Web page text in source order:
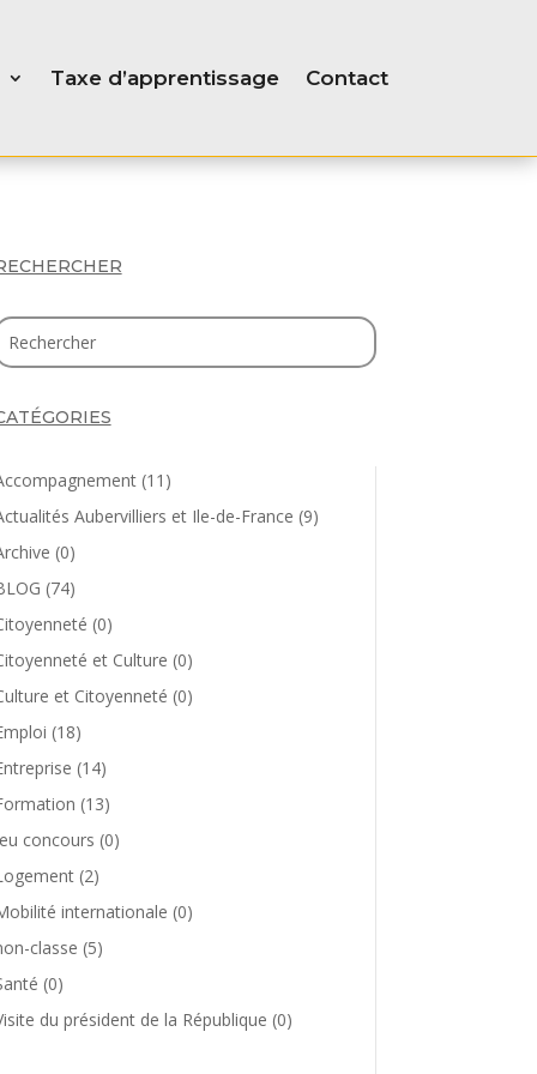
Taxe d’apprentissage Contact
(11)
Aubervilliers et Ile-de-France (9)
(0)
(74)
(0)
et Culture (0)
et Citoyenneté (0)
(18)
(14)
(13)
concours (0)
(2)
internationale (0)
classe (5)
(0)
du président de la République (0)